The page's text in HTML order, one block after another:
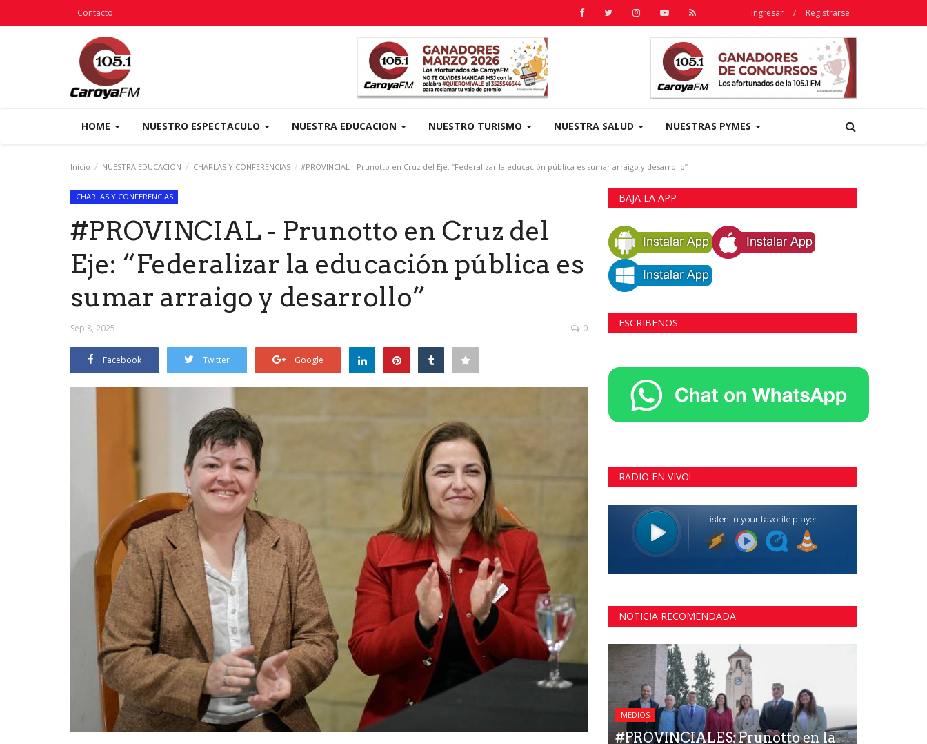
Contacto Ingresar / Registrarse
HOME NUESTRO ESPECTACULO NUESTRA EDUCACION NUESTRO TURISMO NUESTRA SALUD NUESTRAS PYMES
Inicio NUESTRA EDUCACION CHARLAS Y CONFERENCIAS #PROVINCIAL - Prunotto en Cruz del Eje: “Federalizar la educación pública es sumar arraigo y desarrollo”
CHARLAS Y CONFERENCIAS
#PROVINCIAL - Prunotto en Cruz del
Eje: “Federalizar la educación pública es
sumar arraigo y desarrollo”
Sep 8, 2025 0
Facebook Twitter Google
BAJA LA APP
ESCRIBENOS
RADIO EN VIVO!
NOTICIA RECOMENDADA
MEDIOS
#PROVINCIALES: Prunotto en la